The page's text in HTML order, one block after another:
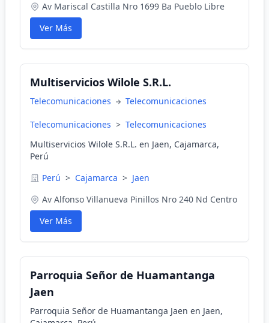
Av Mariscal Castilla Nro 1699 Ba Pueblo Libre
Ver Más
Multiservicios Wilole S.R.L.
Telecomunicaciones Telecomunicaciones
Telecomunicaciones > Telecomunicaciones
Multiservicios Wilole S.R.L. en Jaen, Cajamarca,
Perú
Perú > Cajamarca > Jaen
Av Alfonso Villanueva Pinillos Nro 240 Nd Centro
Ver Más
Parroquia Señor de Huamantanga
Jaen
Parroquia Señor de Huamantanga Jaen en Jaen,